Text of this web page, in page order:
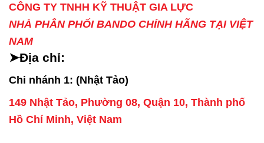
CÔNG TY TNHH KỸ THUẬT GIA LỰC
NHÀ PHÂN PHỐI BANDO CHÍNH HÃNG TẠI VIỆT
NAM
➤Địa chỉ:
Chi nhánh 1: (Nhật Tảo)
149 Nhật Tảo, Phường 08, Quận 10, Thành phố
Hồ Chí Minh, Việt Nam